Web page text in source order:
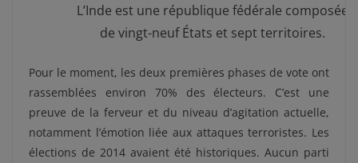
L’Inde est une république fédérale composée
de vingt-neuf États et sept territoires.
Pour le moment, les deux premières phases de vote ont
rassemblées environ 70% des électeurs. C’est une
preuve de la ferveur et du niveau d’agitation actuelle,
notamment l’émotion liée aux attaques terroristes. Les
élections de 2014 avaient été historiques. Aucun parti